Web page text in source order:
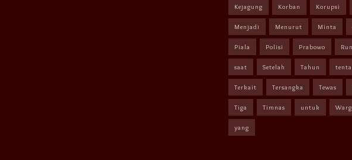
Kejagung Korban Korupsi
Menjadi Menurut Minta
Piala Polisi Prabowo
saat Setelah Tahun
Terkait Tersangka Tewas
Tiga Timnas untuk
yang